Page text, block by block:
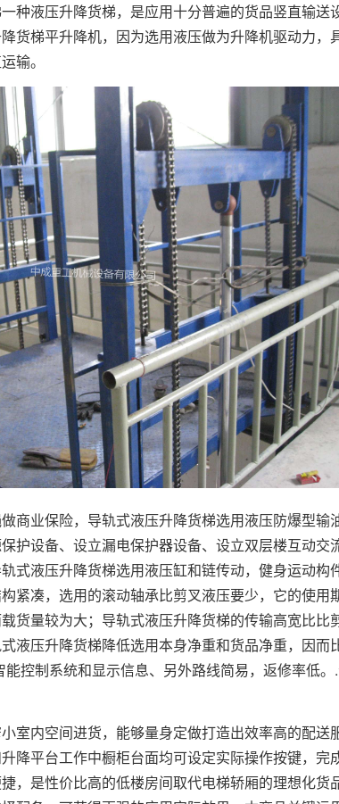
液压升降货梯，是应用十分普遍的货品竖直输送
货梯平升降机，因为选用液压做为升降机驱动力，
输。
业保险，导轨式液压升降货梯选用液压防爆型输
护设备、设立漏电保护器设备、设立双层楼互动交
式液压升降货梯选用液压缸和链传动，健身运动构
紧凑，选用的滚动轴承比剪叉液压要少，它的使用
货量较为大；导轨式液压升降货梯的传输高宽比比
液压升降货梯降低选用本身净重和货品净重，因而
控制系统和显示信息、另外路线简易，返修率低
内空间进货，能够量身定做打造出效率高的配送
降平台工作中橱柜台面均可设定实际操作按键，完
，是性价比高的低楼房间取代电梯轿厢的理想化货